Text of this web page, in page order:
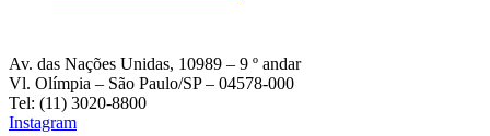
Av. das Nações Unidas, 10989 – 9 º andar
Vl. Olímpia – São Paulo/SP – 04578-000
Tel: (11) 3020-8800
Instagram